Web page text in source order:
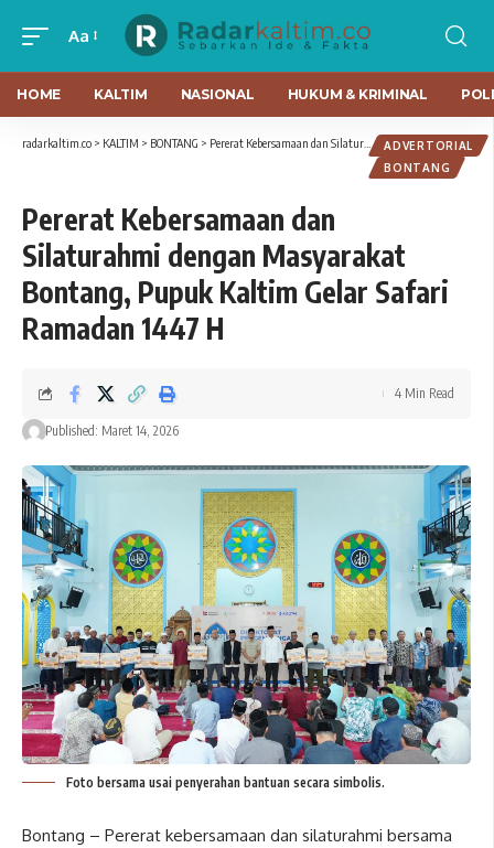
Aa
HOME KALTIM NASIONAL HUKUM & KRIMINAL
radarkaltim.co > KALTIM > BONTANG > Pererat Kebersamaan dan Silaturahmi dengan Masyarakat Bontang, Pupuk Kaltim Gelar Safari Ramadan 1447 H
ADVERTORIAL
BONTANG
Pererat Kebersamaan dan
Silaturahmi dengan Masyarakat
Bontang, Pupuk Kaltim Gelar Safari
Ramadan 1447 H
Published: Maret 14, 2026
4 Min Read
Foto bersama usai penyerahan bantuan secara simbolis.
Bontang – Pererat kebersamaan dan silaturahmi bersama